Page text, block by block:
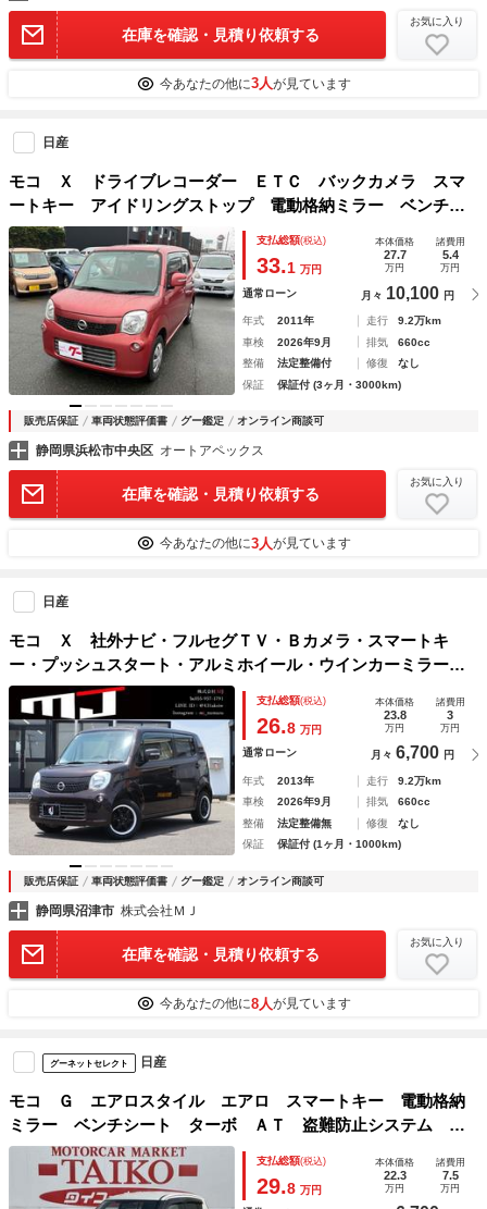
在庫を確認・見積り依頼する
お気に入り
今あなたの他に3人が見ています
日産
モコ Ｘ ドライブレコーダー ＥＴＣ バックカメラ スマ
ートキー アイドリングストップ 電動格納ミラー ベンチシ
ート ＣＶＴ 盗難防止システム ＡＢＳ ＣＤ ＵＳＢ 衝
突安全ボディ エアコン パワーステアリング
支払総額(税込)
33.1 万円
本体価格
27.7
万円
諸費用
5.4
万円
通常ローン 月々 10,100 円
年式 2011年 走行
9.2万km
車検
2026年9月 排気
660cc
整備
法定整備付 修復
なし
保証
保証付 (3ヶ月・3000km)
販売店保証 車両状態評価書 グー鑑定 オンライン商談可
静岡県浜松市中央区 オートアペックス
在庫を確認・見積り依頼する
お気に入り
今あなたの他に3人が見ています
日産
モコ Ｘ 社外ナビ・フルセグＴＶ・Ｂカメラ・スマートキ
ー・プッシュスタート・アルミホイール・ウインカーミラー・
社外ＬＥＤライト
支払総額(税込)
26.8 万円
本体価格
23.8
万円
諸費用
3
万円
通常ローン 月々 6,700 円
年式 2013年 走行
9.2万km
車検
2026年9月 排気
660cc
整備
法定整備無 修復
なし
保証
保証付 (1ヶ月・1000km)
販売店保証 車両状態評価書 グー鑑定 オンライン商談可
静岡県沼津市 株式会社ＭＪ
在庫を確認・見積り依頼する
お気に入り
今あなたの他に8人が見ています
グーネットセレクト 日産
モコ Ｇ エアロスタイル エアロ スマートキー 電動格納
ミラー ベンチシート ターボ ＡＴ 盗難防止システム Ａ
ＢＳ アルミホイール 衝突安全ボディ エアコン パワース
テアリング パワーウィンドウ
支払総額(税込)
29.8 万円
本体価格
22.3
万円
諸費用
7.5
万円